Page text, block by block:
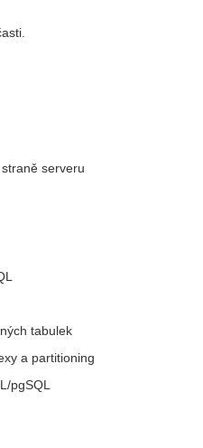
serveru
tabulek
a partitioning
pgSQL